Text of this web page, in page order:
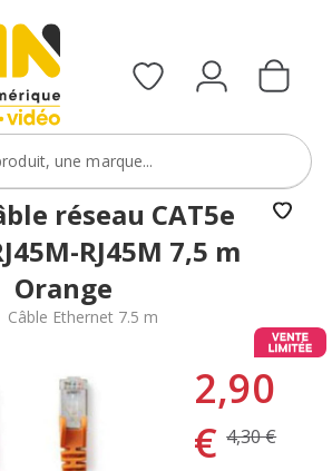
réseau CAT5e
RJ45M 7,5 m
Orange
Câble Ethernet 7.5 m
2,90
€ 4,30 €